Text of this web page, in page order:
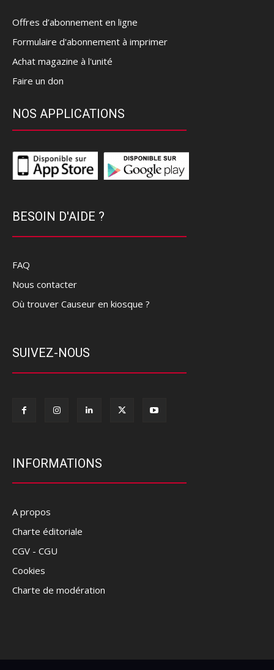
Offres d’abonnement en ligne
Formulaire d'abonnement à imprimer
Achat magazine à l'unité
Faire un don
NOS APPLICATIONS
BESOIN D'AIDE ?
FAQ
Nous contacter
Où trouver Causeur en kiosque ?
SUIVEZ-NOUS
INFORMATIONS
A propos
Charte éditoriale
CGV - CGU
Cookies
Charte de modération